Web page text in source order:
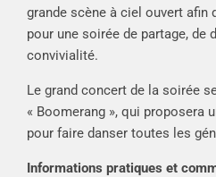
grande scène à ciel ouvert afin
pour une soirée de partage, de
convivialité.
Le grand concert de la soirée
« Boomerang », qui proposera
pour faire danser toutes les
Informations pratiques et